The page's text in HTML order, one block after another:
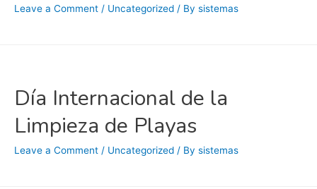
Leave a Comment / Uncategorized / By sistemas
Día Internacional de la
Limpieza de Playas
Leave a Comment / Uncategorized / By sistemas